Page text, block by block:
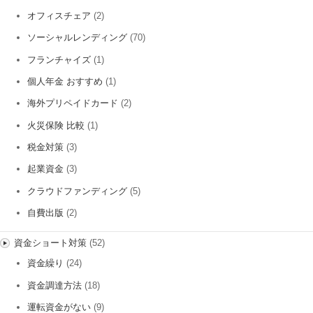
オフィスチェア (2)
ソーシャルレンディング (70)
フランチャイズ (1)
個人年金 おすすめ (1)
海外プリペイドカード (2)
火災保険 比較 (1)
税金対策 (3)
起業資金 (3)
クラウドファンディング (5)
自費出版 (2)
資金ショート対策(52)
資金繰り (24)
資金調達方法 (18)
運転資金がない (9)